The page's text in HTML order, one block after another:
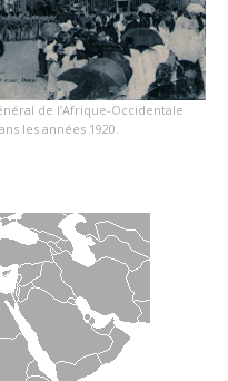
de l’Afrique-Occidentale
les années 1920.